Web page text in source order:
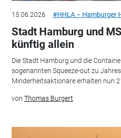
15.06.2026 #HHLA – Hamburger
Stadt Hamburg und
künftig allein
Die Stadt Hamburg und die
sogenannten Squeeze-out zu
Minderheitsaktionäre erhalten nun
von Thomas Burgert